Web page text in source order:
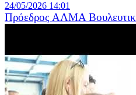
24/05/2026 14:01
Πρόεδρος ΑΛΜΑ